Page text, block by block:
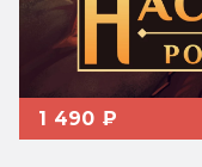
1 490 ₽